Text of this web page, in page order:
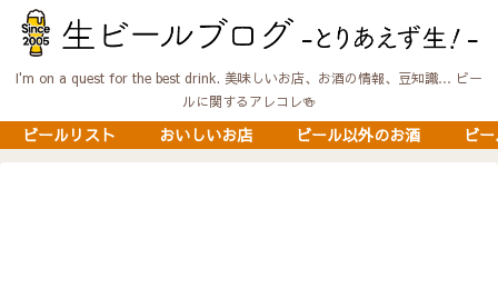
I'm on a quest for the best drink. 美味しいお店、お酒の情報、豆知識… ビー
ルに関するアレコレ🍻
ビールリスト おいしいお店 ビール以外のお酒 ビ